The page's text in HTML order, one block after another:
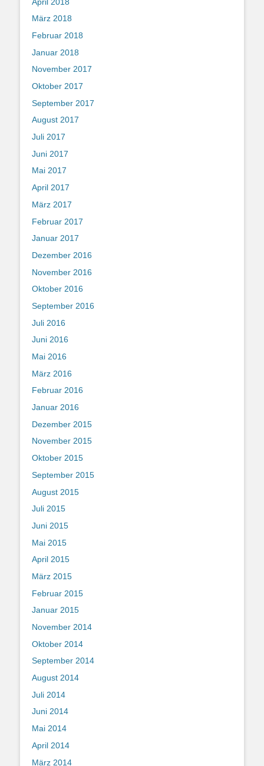
März 2018
Februar 2018
Januar 2018
November 2017
Oktober 2017
September 2017
August 2017
Juli 2017
Juni 2017
Mai 2017
April 2017
März 2017
Februar 2017
Januar 2017
Dezember 2016
November 2016
Oktober 2016
September 2016
Juli 2016
Juni 2016
Mai 2016
März 2016
Februar 2016
Januar 2016
Dezember 2015
November 2015
Oktober 2015
September 2015
August 2015
Juli 2015
Juni 2015
Mai 2015
April 2015
März 2015
Februar 2015
Januar 2015
November 2014
Oktober 2014
September 2014
August 2014
Juli 2014
Juni 2014
Mai 2014
April 2014
März 2014